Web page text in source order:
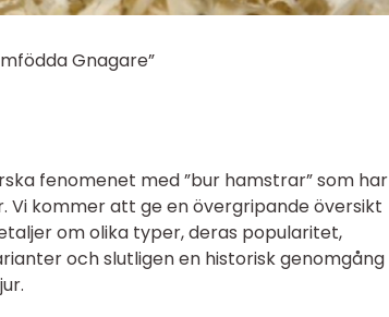
Gnagare”
fenomenet med ”bur hamstrar” som har
kommer att ge en övergripande översikt
om olika typer, deras popularitet,
och slutligen en historisk genomgång